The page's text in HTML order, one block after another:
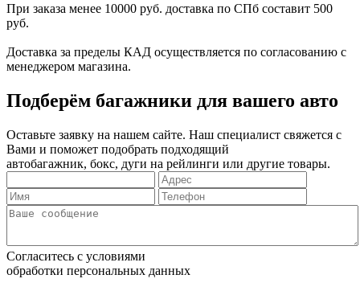
При заказа менее 10000 руб. доставка по СПб составит 500
руб.
Доставка за пределы КАД осуществляется по согласованию с
менеджером магазина.
Подберём багажники для вашего авто
Оставьте заявку на нашем сайте. Наш специалист свяжется с
Вами и поможет подобрать подходящий
автобагажник, бокс, дуги на рейлинги или другие товары.
Согласитесь с условиями
обработки персональных данных